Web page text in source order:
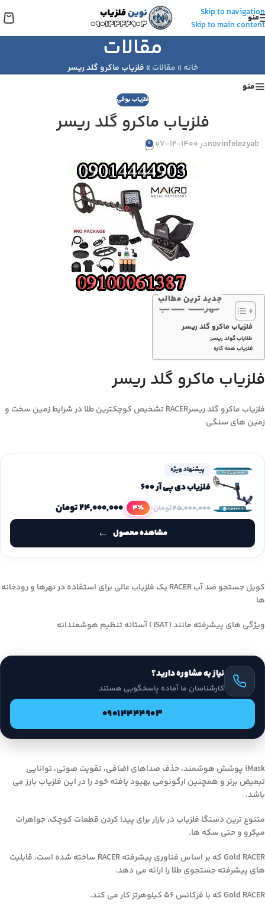
Skip to navigation
Skip to main content
منو
مقالات
خانه » مقالات » فلزیاب ماکرو گلد ریسر
منو
فلزیاب بوقی
فلزیاب ماکرو گلد ریسر
novinfelezyabدر 1400-12-07 0
جدید ترین مطالب
فهرست مطالب
فلزیاب ماکرو گلد ریسر
طلایاب گولد ریسر:
فلزیاب همه کاره
فلزیاب ماکرو گلد ریسر
فلزیاب ماکرو گلد ریسرRACER تشخیص کوچکترین طلا در شرایط زمین سخت و
زمین های سنگی
پیشنهاد ویژه
فلزیاب دی پی آر 600
۲۵,۰۰۰,۰۰۰تومان 4٪ ۲۴,۰۰۰,۰۰۰تومان
مشاهده محصول
کویل جستجو ضد آب RACER یک فلزیاب عالی برای استفاده در نهرها و رودخانه
ها
ویژگی های پیشرفته مانند (ISAT ) آستانه تنظیم هوشمندانه
نیاز به مشاوره دارید؟
کارشناسان ما آماده پاسخگویی هستند
09014444903
iMask پوشش هوشمند، حذف صداهای اضافی، تقویت صوتی، توانایی
تبعیض برتر و همچنین ارگونومی بهبود یافته خود را در این فلزیاب بارز می
باشد.
متنوع ترین دستگا فلزیاب در بازار برای پیدا کردن قطعات کوچک، جواهرات
میکرو و حتی سکه ها.
Gold RACER که بر اساس فناوری پیشرفته RACER ساخته شده است، قابلیت
های پیشرفته جستجوی طلا را ارائه می دهد.
Gold RACER که با فرکانس ۵۶ کیلوهرتز کار می کند.